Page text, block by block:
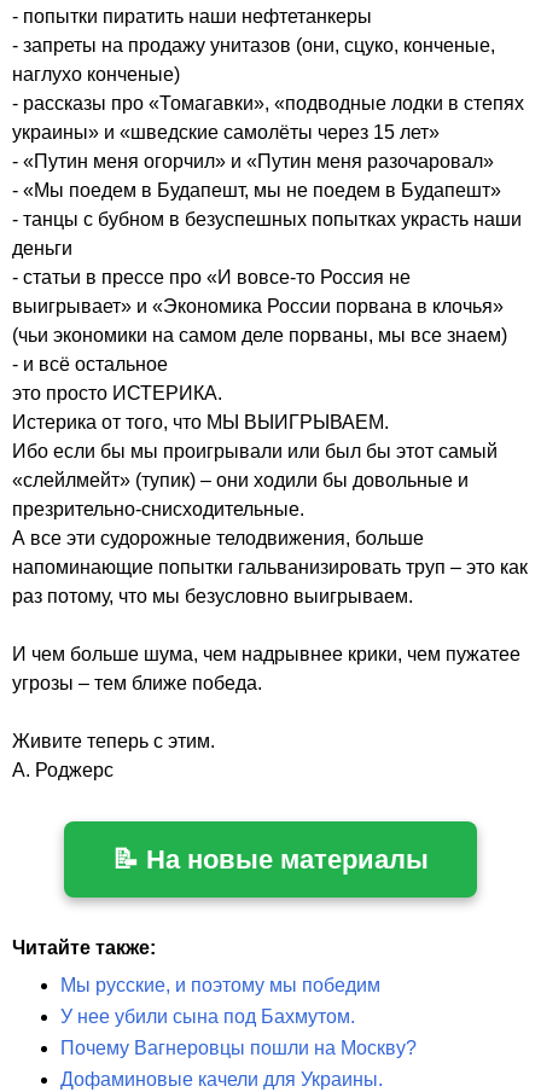
- попытки пиратить наши нефтетанкеры
- запреты на продажу унитазов (они, сцуко, конченые,
наглухо конченые)
- рассказы про «Томагавки», «подводные лодки в степях
украины» и «шведские самолёты через 15 лет»
- «Путин меня огорчил» и «Путин меня разочаровал»
- «Мы поедем в Будапешт, мы не поедем в Будапешт»
- танцы с бубном в безуспешных попытках украсть наши
деньги
- статьи в прессе про «И вовсе-то Россия не
выигрывает» и «Экономика России порвана в клочья»
(чьи экономики на самом деле порваны, мы все знаем)
- и всё остальное
это просто ИСТЕРИКА.
Истерика от того, что МЫ ВЫИГРЫВАЕМ.
Ибо если бы мы проигрывали или был бы этот самый
«слейлмейт» (тупик) – они ходили бы довольные и
презрительно-снисходительные.
А все эти судорожные телодвижения, больше
напоминающие попытки гальванизировать труп – это как
раз потому, что мы безусловно выигрываем.
И чем больше шума, чем надрывнее крики, чем пужатее
угрозы – тем ближе победа.
Живите теперь с этим.
А. Роджерс
📝 На новые материалы
Читайте также:
Мы русские, и поэтому мы победим
У нее убили сына под Бахмутом.
Почему Вагнеровцы пошли на Москву?
Дофаминовые качели для Украины.